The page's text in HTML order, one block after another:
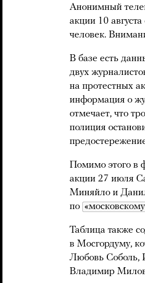
Анонимный
акции 10
человек.
В базе есть
двух
на протестных
информация о
отмечает, что
полиция
Помимо этого в
акции 27 июля
Миняйло и
по
Таблица также
в Мосгордуму,
Любовь Соболь,
Владимир